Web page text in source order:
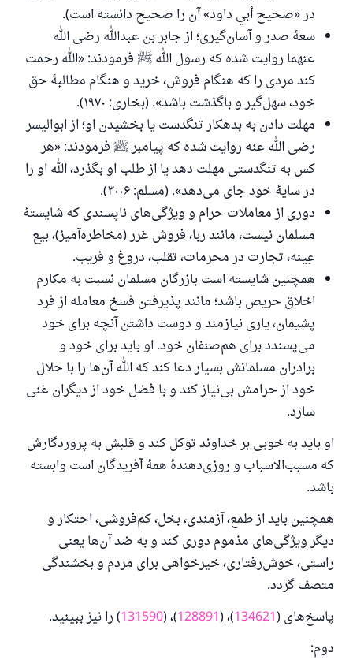
در «صحيح أبي داود» آن را صحیح دانسته است).
سعهٔ صدر و آسان‌گیری؛ از جابر بن عبدالله رضی الله
عنهما روایت شده که رسول الله ﷺ فرمودند: «الله رحمت
کند مردی را که هنگام فروش، خرید و هنگام مطالبهٔ حق
خود، سهل‌گیر و باگذشت باشد». (بخاری: ۱۹۷۰).
مهلت دادن به بدهکار تنگدست یا بخشیدن او؛ از ابوالیسر
رضی الله عنه روایت شده که پیامبر ﷺ فرمودند: «هر
کس به تنگدستی مهلت دهد یا از طلب او بگذرد، الله او را
در سایهٔ خود جای می‌دهد». (مسلم: ۳۰۰۶).
دوری از معاملات حرام و ویژگی‌های ناپسندی که شایستهٔ
مسلمان نیست، مانند ربا، فروش غرر (مخاطره‌آمیز)، بیع
عِینه، تجارت در محرمات، تقلب، دروغ و فریب.
همچنین شایسته است بازرگان مسلمان نسبت به مکارم
اخلاق حریص باشد؛ مانند پذیرفتن فسخ معامله از فرد
پشیمان، یاری نیازمند و دوست داشتن آنچه برای خود
می‌پسندد برای هم‌صنفان خود. او باید برای خود و
برادران مسلمانش بسیار دعا کند که الله آن‌ها را با حلال
خود از حرامش بی‌نیاز کند و با فضل خود از دیگران غنی
سازد.
او باید به خوبی بر خداوند توکل کند و قلبش به پروردگارش
که مسبب‌الاسباب و روزی‌دهندهٔ همهٔ آفریدگان است وابسته
باشد.
همچنین باید از طمع، آزمندی، بخل، کم‌فروشی، احتکار و
دیگر ویژگی‌های مذموم دوری کند و به ضد آن‌ها یعنی
راستی، خوش‌رفتاری، خیرخواهی برای مردم و بخشندگی
متصف گردد.
پاسخ‌های (134621)، (128891)، (131590) را نیز ببینید.
دوم:
را نجات داد.